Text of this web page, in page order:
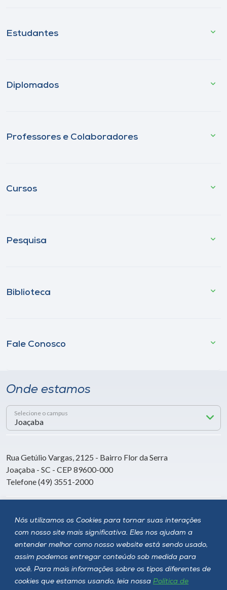
Nós utilizamos os Cookies para tornar suas interações
com nosso site mais significativa. Eles nos ajudam a
entender melhor como nosso website está sendo usado,
assim podemos entregar conteúdo sob medida para
você. Para mais informações sobre os tipos diferentes de
cookies que estamos usando, leia nossa Política de
Estudantes
Diplomados
Professores e Colaboradores
Cursos
Pesquisa
Biblioteca
Fale Conosco
Onde estamos
Selecione o campus
Rua Getúlio Vargas, 2125 - Bairro Flor da Serra
Joaçaba - SC - CEP 89600-000
Telefone (49) 3551-2000
Siga a Unoesc